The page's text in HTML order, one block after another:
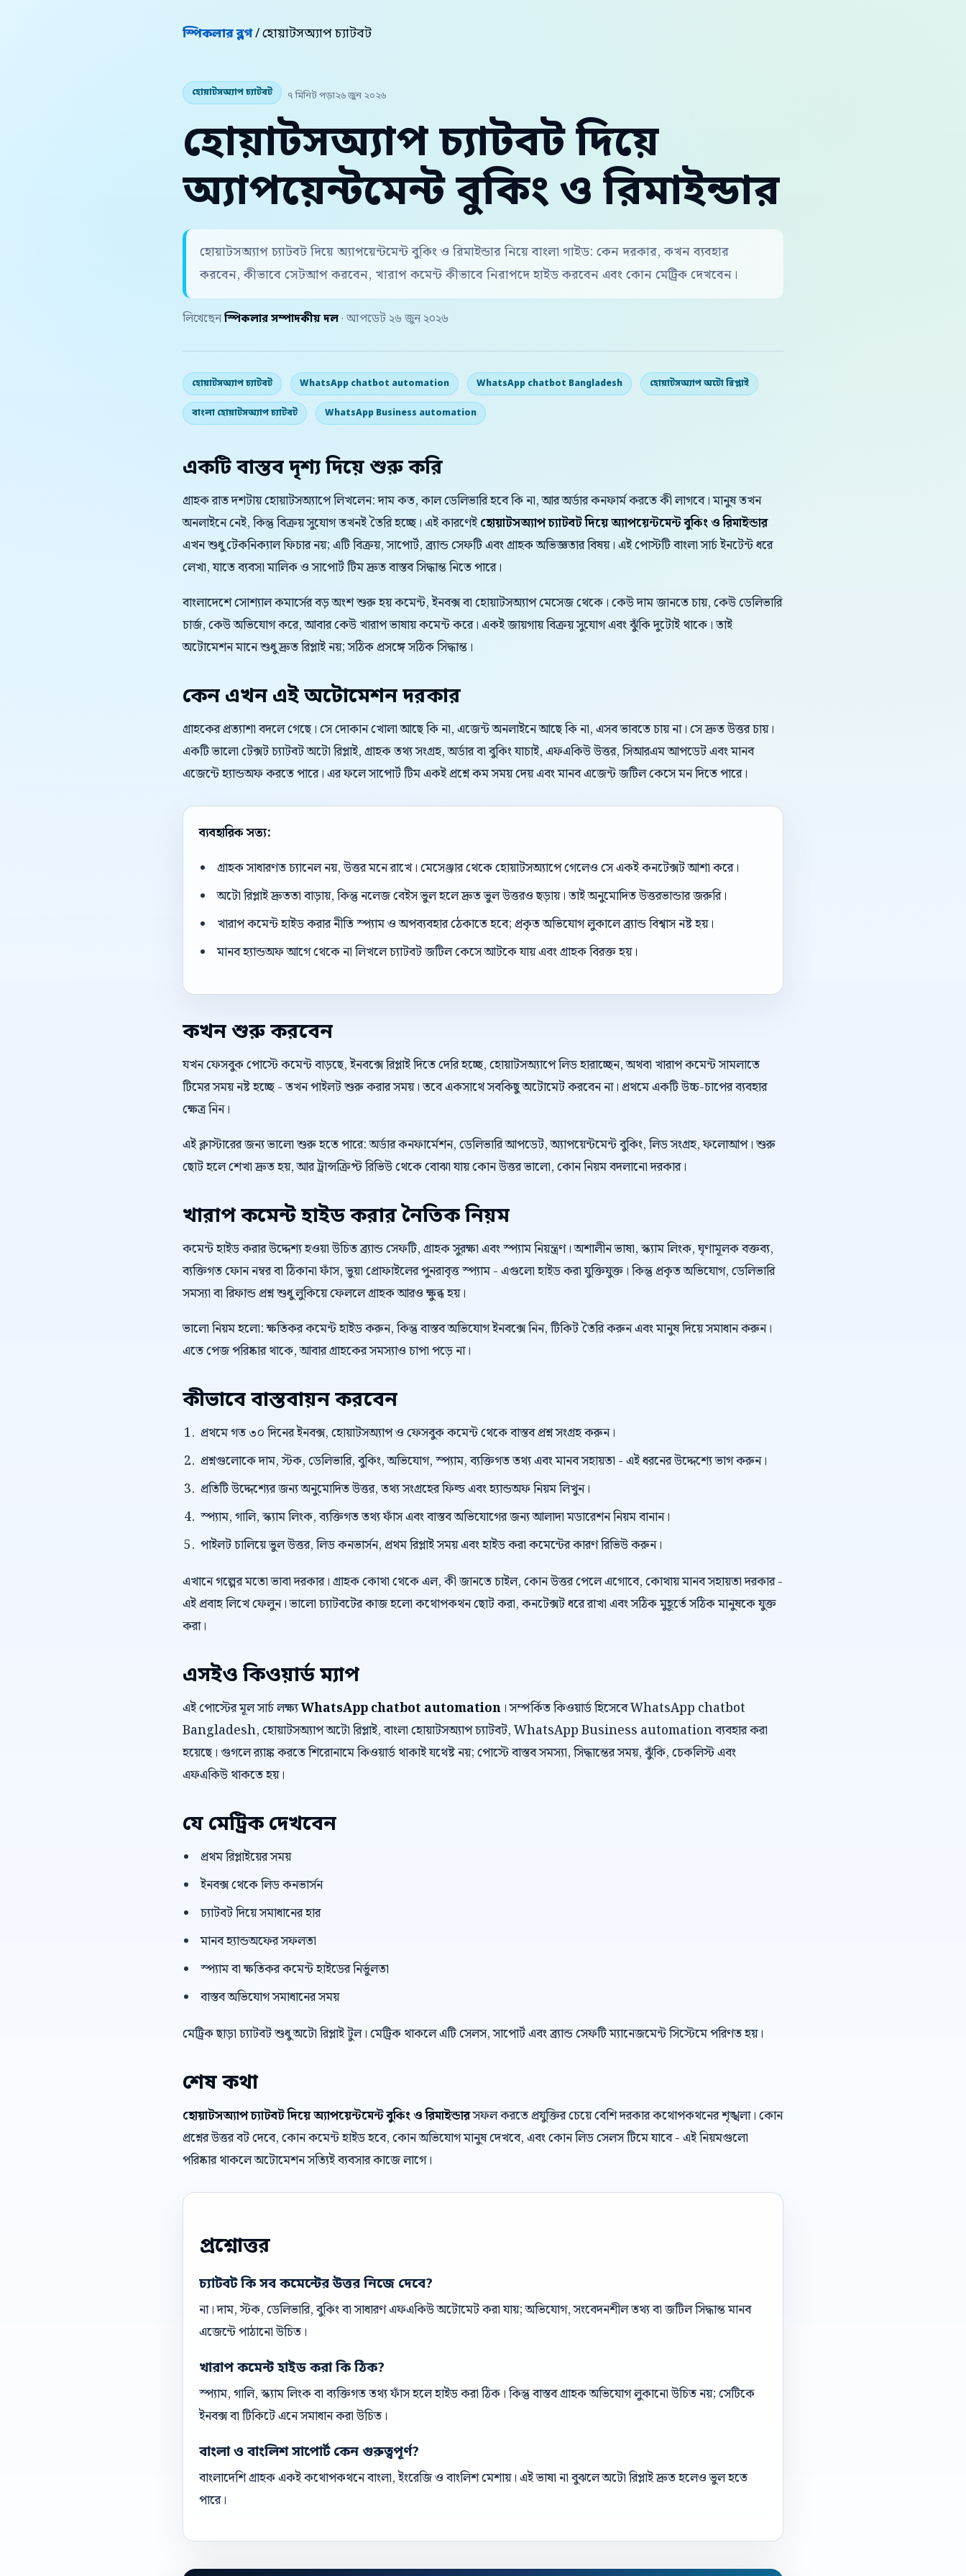
স্পিকলার ব্লগ/ হোয়াটসঅ্যাপ চ্যাটবট
হোয়াটসঅ্যাপ চ্যাটবট ৭ মিনিট পড়া২৬ জুন ২০২৬
হোয়াটসঅ্যাপ চ্যাটবট দিয়ে
অ্যাপয়েন্টমেন্ট বুকিং ও রিমাইন্ডার
হোয়াটসঅ্যাপ চ্যাটবট দিয়ে অ্যাপয়েন্টমেন্ট বুকিং ও রিমাইন্ডার নিয়ে বাংলা গাইড: কেন দরকার, কখন ব্যবহার
করবেন, কীভাবে সেটআপ করবেন, খারাপ কমেন্ট কীভাবে নিরাপদে হাইড করবেন এবং কোন মেট্রিক দেখবেন।
লিখেছেন স্পিকলার সম্পাদকীয় দল · আপডেট ২৬ জুন ২০২৬
হোয়াটসঅ্যাপ চ্যাটবট WhatsApp chatbot automation WhatsApp chatbot Bangladesh হোয়াটসঅ্যাপ অটো রিপ্লাই
বাংলা হোয়াটসঅ্যাপ চ্যাটবট WhatsApp Business automation
একটি বাস্তব দৃশ্য দিয়ে শুরু করি
গ্রাহক রাত দশটায় হোয়াটসঅ্যাপে লিখলেন: দাম কত, কাল ডেলিভারি হবে কি না, আর অর্ডার কনফার্ম করতে কী লাগবে। মানুষ তখন
অনলাইনে নেই, কিন্তু বিক্রয় সুযোগ তখনই তৈরি হচ্ছে। এই কারণেইহোয়াটসঅ্যাপ চ্যাটবট দিয়ে অ্যাপয়েন্টমেন্ট বুকিং ও রিমাইন্ডার
এখন শুধু টেকনিক্যাল ফিচার নয়; এটি বিক্রয়, সাপোর্ট, ব্র্যান্ড সেফটি এবং গ্রাহক অভিজ্ঞতার বিষয়। এই পোস্টটি বাংলা সার্চ ইনটেন্ট ধরে
লেখা, যাতে ব্যবসা মালিক ও সাপোর্ট টিম দ্রুত বাস্তব সিদ্ধান্ত নিতে পারে।
বাংলাদেশে সোশ্যাল কমার্সের বড় অংশ শুরু হয় কমেন্ট, ইনবক্স বা হোয়াটসঅ্যাপ মেসেজ থেকে। কেউ দাম জানতে চায়, কেউ ডেলিভারি
চার্জ, কেউ অভিযোগ করে, আবার কেউ খারাপ ভাষায় কমেন্ট করে। একই জায়গায় বিক্রয় সুযোগ এবং ঝুঁকি দুটোই থাকে। তাই
অটোমেশন মানে শুধু দ্রুত রিপ্লাই নয়; সঠিক প্রসঙ্গে সঠিক সিদ্ধান্ত।
কেন এখন এই অটোমেশন দরকার
গ্রাহকের প্রত্যাশা বদলে গেছে। সে দোকান খোলা আছে কি না, এজেন্ট অনলাইনে আছে কি না, এসব ভাবতে চায় না। সে দ্রুত উত্তর চায়।
একটি ভালো টেক্সট চ্যাটবট অটো রিপ্লাই, গ্রাহক তথ্য সংগ্রহ, অর্ডার বা বুকিং যাচাই, এফএকিউ উত্তর, সিআরএম আপডেট এবং মানব
এজেন্টে হ্যান্ডঅফ করতে পারে। এর ফলে সাপোর্ট টিম একই প্রশ্নে কম সময় দেয় এবং মানব এজেন্ট জটিল কেসে মন দিতে পারে।
ব্যবহারিক সত্য:
গ্রাহক সাধারণত চ্যানেল নয়, উত্তর মনে রাখে। মেসেঞ্জার থেকে হোয়াটসঅ্যাপে গেলেও সে একই কনটেক্সট আশা করে।
অটো রিপ্লাই দ্রুততা বাড়ায়, কিন্তু নলেজ বেইস ভুল হলে দ্রুত ভুল উত্তরও ছড়ায়। তাই অনুমোদিত উত্তরভান্ডার জরুরি।
খারাপ কমেন্ট হাইড করার নীতি স্প্যাম ও অপব্যবহার ঠেকাতে হবে; প্রকৃত অভিযোগ লুকালে ব্র্যান্ড বিশ্বাস নষ্ট হয়।
মানব হ্যান্ডঅফ আগে থেকে না লিখলে চ্যাটবট জটিল কেসে আটকে যায় এবং গ্রাহক বিরক্ত হয়।
কখন শুরু করবেন
যখন ফেসবুক পোস্টে কমেন্ট বাড়ছে, ইনবক্সে রিপ্লাই দিতে দেরি হচ্ছে, হোয়াটসঅ্যাপে লিড হারাচ্ছেন, অথবা খারাপ কমেন্ট সামলাতে
টিমের সময় নষ্ট হচ্ছে - তখন পাইলট শুরু করার সময়। তবে একসাথে সবকিছু অটোমেট করবেন না। প্রথমে একটি উচ্চ-চাপের ব্যবহার
ক্ষেত্র নিন।
এই ক্লাস্টারের জন্য ভালো শুরু হতে পারে: অর্ডার কনফার্মেশন, ডেলিভারি আপডেট, অ্যাপয়েন্টমেন্ট বুকিং, লিড সংগ্রহ, ফলোআপ। শুরু
ছোট হলে শেখা দ্রুত হয়, আর ট্রান্সক্রিপ্ট রিভিউ থেকে বোঝা যায় কোন উত্তর ভালো, কোন নিয়ম বদলানো দরকার।
খারাপ কমেন্ট হাইড করার নৈতিক নিয়ম
কমেন্ট হাইড করার উদ্দেশ্য হওয়া উচিত ব্র্যান্ড সেফটি, গ্রাহক সুরক্ষা এবং স্প্যাম নিয়ন্ত্রণ। অশালীন ভাষা, স্ক্যাম লিংক, ঘৃণামূলক বক্তব্য,
ব্যক্তিগত ফোন নম্বর বা ঠিকানা ফাঁস, ভুয়া প্রোফাইলের পুনরাবৃত্ত স্প্যাম - এগুলো হাইড করা যুক্তিযুক্ত। কিন্তু প্রকৃত অভিযোগ, ডেলিভারি
সমস্যা বা রিফান্ড প্রশ্ন শুধু লুকিয়ে ফেললে গ্রাহক আরও ক্ষুব্ধ হয়।
ভালো নিয়ম হলো: ক্ষতিকর কমেন্ট হাইড করুন, কিন্তু বাস্তব অভিযোগ ইনবক্সে নিন, টিকিট তৈরি করুন এবং মানুষ দিয়ে সমাধান করুন।
এতে পেজ পরিষ্কার থাকে, আবার গ্রাহকের সমস্যাও চাপা পড়ে না।
কীভাবে বাস্তবায়ন করবেন
প্রথমে গত ৩০ দিনের ইনবক্স, হোয়াটসঅ্যাপ ও ফেসবুক কমেন্ট থেকে বাস্তব প্রশ্ন সংগ্রহ করুন।
প্রশ্নগুলোকে দাম, স্টক, ডেলিভারি, বুকিং, অভিযোগ, স্প্যাম, ব্যক্তিগত তথ্য এবং মানব সহায়তা - এই ধরনের উদ্দেশ্যে ভাগ করুন।
প্রতিটি উদ্দেশ্যের জন্য অনুমোদিত উত্তর, তথ্য সংগ্রহের ফিল্ড এবং হ্যান্ডঅফ নিয়ম লিখুন।
স্প্যাম, গালি, স্ক্যাম লিংক, ব্যক্তিগত তথ্য ফাঁস এবং বাস্তব অভিযোগের জন্য আলাদা মডারেশন নিয়ম বানান।
পাইলট চালিয়ে ভুল উত্তর, লিড কনভার্সন, প্রথম রিপ্লাই সময় এবং হাইড করা কমেন্টের কারণ রিভিউ করুন।
এখানে গল্পের মতো ভাবা দরকার। গ্রাহক কোথা থেকে এল, কী জানতে চাইল, কোন উত্তর পেলে এগোবে, কোথায় মানব সহায়তা দরকার -
এই প্রবাহ লিখে ফেলুন। ভালো চ্যাটবটের কাজ হলো কথোপকথন ছোট করা, কনটেক্সট ধরে রাখা এবং সঠিক মুহূর্তে সঠিক মানুষকে যুক্ত
করা।
এসইও কিওয়ার্ড ম্যাপ
এই পোস্টের মূল সার্চ লক্ষ্যWhatsApp chatbot automation । সম্পর্কিত কিওয়ার্ড হিসেবে WhatsApp chatbot
Bangladesh, হোয়াটসঅ্যাপ অটো রিপ্লাই, বাংলা হোয়াটসঅ্যাপ চ্যাটবট, WhatsApp Business automation ব্যবহার করা
হয়েছে। গুগলে র‍্যাঙ্ক করতে শিরোনামে কিওয়ার্ড থাকাই যথেষ্ট নয়; পোস্টে বাস্তব সমস্যা, সিদ্ধান্তের সময়, ঝুঁকি, চেকলিস্ট এবং
এফএকিউ থাকতে হয়।
যে মেট্রিক দেখবেন
প্রথম রিপ্লাইয়ের সময়
ইনবক্স থেকে লিড কনভার্সন
চ্যাটবট দিয়ে সমাধানের হার
মানব হ্যান্ডঅফের সফলতা
স্প্যাম বা ক্ষতিকর কমেন্ট হাইডের নির্ভুলতা
বাস্তব অভিযোগ সমাধানের সময়
মেট্রিক ছাড়া চ্যাটবট শুধু অটো রিপ্লাই টুল। মেট্রিক থাকলে এটি সেলস, সাপোর্ট এবং ব্র্যান্ড সেফটি ম্যানেজমেন্ট সিস্টেমে পরিণত হয়।
শেষ কথা
হোয়াটসঅ্যাপ চ্যাটবট দিয়ে অ্যাপয়েন্টমেন্ট বুকিং ও রিমাইন্ডারসফল করতে প্রযুক্তির চেয়ে বেশি দরকার কথোপকথনের শৃঙ্খলা। কোন
প্রশ্নের উত্তর বট দেবে, কোন কমেন্ট হাইড হবে, কোন অভিযোগ মানুষ দেখবে, এবং কোন লিড সেলস টিমে যাবে - এই নিয়মগুলো
পরিষ্কার থাকলে অটোমেশন সত্যিই ব্যবসার কাজে লাগে।
প্রশ্নোত্তর
চ্যাটবট কি সব কমেন্টের উত্তর নিজে দেবে?
না। দাম, স্টক, ডেলিভারি, বুকিং বা সাধারণ এফএকিউ অটোমেট করা যায়; অভিযোগ, সংবেদনশীল তথ্য বা জটিল সিদ্ধান্ত মানব
এজেন্টে পাঠানো উচিত।
খারাপ কমেন্ট হাইড করা কি ঠিক?
স্প্যাম, গালি, স্ক্যাম লিংক বা ব্যক্তিগত তথ্য ফাঁস হলে হাইড করা ঠিক। কিন্তু বাস্তব গ্রাহক অভিযোগ লুকানো উচিত নয়; সেটিকে
ইনবক্স বা টিকিটে এনে সমাধান করা উচিত।
বাংলা ও বাংলিশ সাপোর্ট কেন গুরুত্বপূর্ণ?
বাংলাদেশি গ্রাহক একই কথোপকথনে বাংলা, ইংরেজি ও বাংলিশ মেশায়। এই ভাষা না বুঝলে অটো রিপ্লাই দ্রুত হলেও ভুল হতে
পারে।